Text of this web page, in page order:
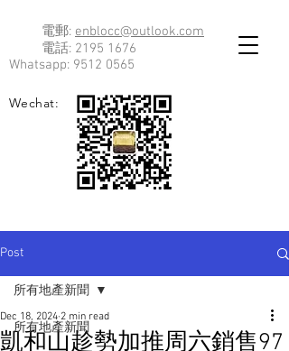
電郵: enblocc@outlook.com
電話: 2195 1676
Whatsapp: 9512 0565
Wechat:
Post
所有地產新聞
所有地產新聞
凱和山趁勢加推周六銷售97
Dec 18, 2024 2 min read